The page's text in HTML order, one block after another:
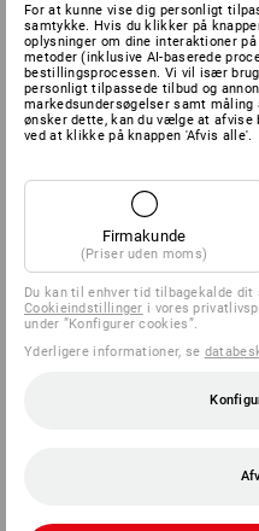
For at kunne vise dig personligt
samtykke. Hvis du klikker på
oplysninger om dine interaktioner
metoder (inklusive AI-baserede
bestillingsprocessen. Vi vil især
personligt tilpassede tilbud og
markedsundersøgelser samt måling
ønsker dette, kan du vælge at afvise
ved at klikke på knappen 'Afvis alle'.
Firmakunde
(Priser uden moms)
Du kan til enhver tid tilbagekalde
Cookieindstillinger i vores
under ”Konfigurer cookies”.
Yderligere informationer, se